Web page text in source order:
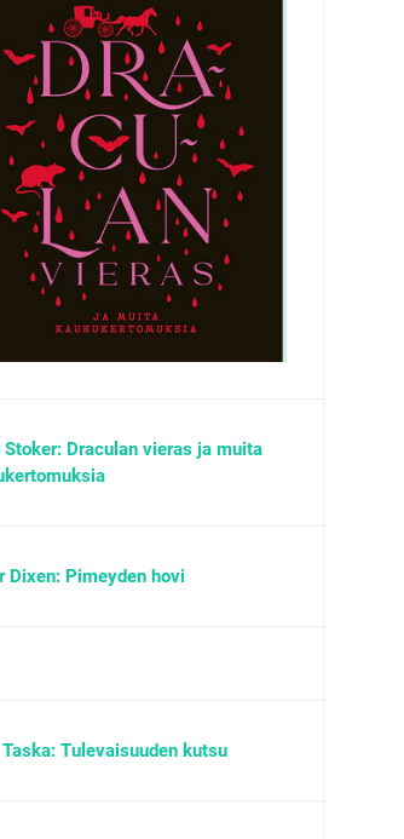
Stoker: Draculan vieras ja muita
Dixen: Pimeyden hovi
Tulevaisuuden kutsu